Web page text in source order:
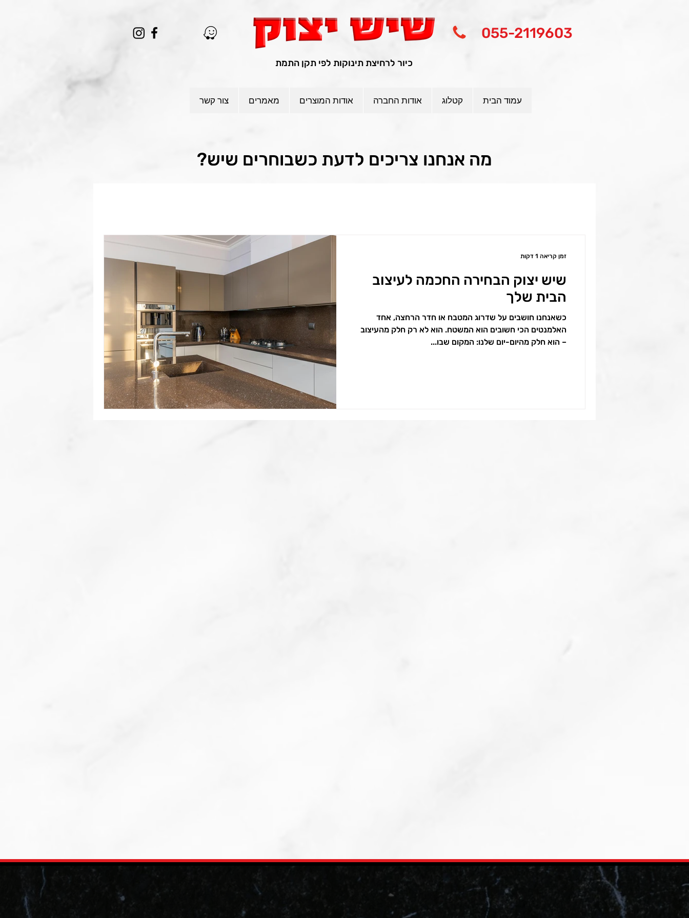
055-2119603
כיור לרחיצת תינוקות לפי תקן התמת
עמוד הבית קטלוג אודות החברה אודות המוצרים מאמרים צור קשר
מה אנחנו צריכים לדעת כשבוחרים שיש?
שיש יצוק הבחירה החכמה לעיצוב
הבית שלך
כשאנחנו חושבים על שדרוג המטבח או חדר הרחצה, אחד
האלמנטים הכי חשובים הוא המשטח. הוא לא רק חלק מהעיצוב
– הוא חלק מהיום-יום שלנו: המקום שבו...
זמן קריאה 1 דקות